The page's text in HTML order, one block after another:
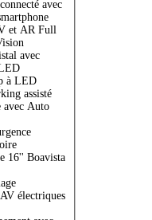
avec
et AR Full
avec
à LED
assisté
avec Auto
16'' Boavista
électriques